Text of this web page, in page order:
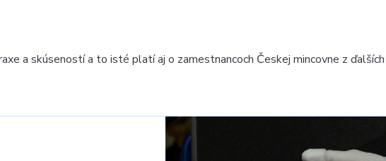
a skúseností a to isté platí aj o zamestnancoch Českej mincovne z